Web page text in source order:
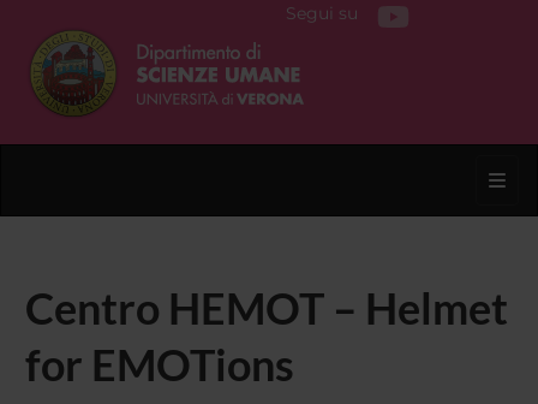
Segui su
Centro HEMOT – Helmet
for EMOTions